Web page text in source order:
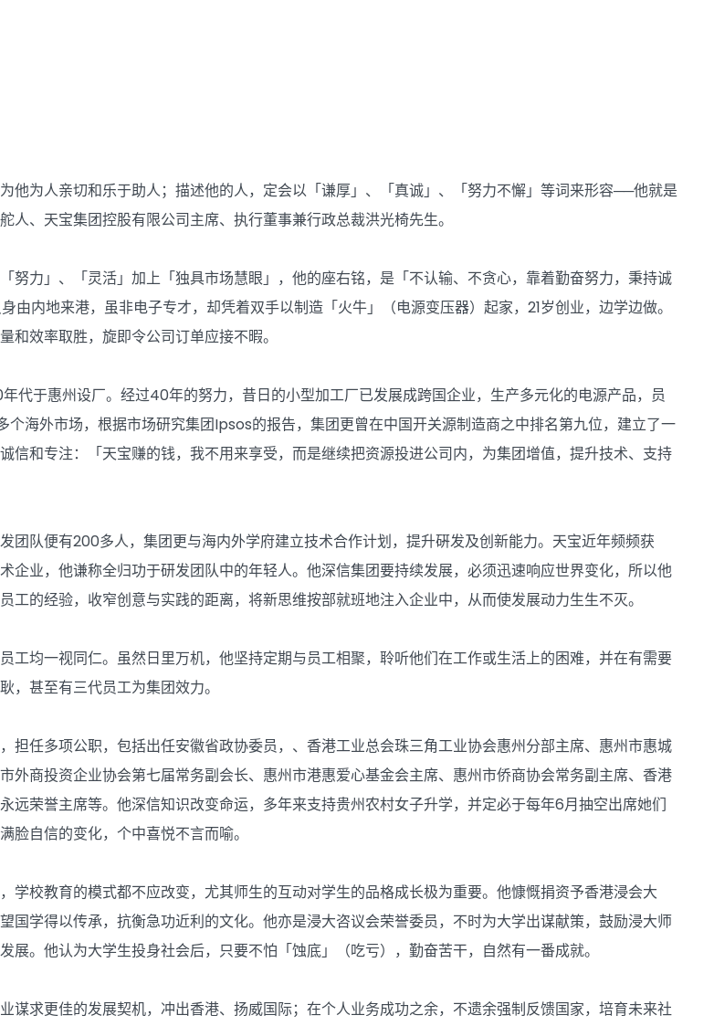
他为人亲切和乐于助人；描述他的人，定会以「谦厚」、「真诚」、「努力不懈」等词来形容──他就是
人、天宝集团控股有限公司主席、执行董事兼行政总裁洪光椅先生。
努力」、「灵活」加上「独具市场慧眼」，他的座右铭，是「不认输、不贪心，靠着勤奋努力，秉持诚
由内地来港，虽非电子专才，却凭着双手以制造「火牛」（电源变压器）起家，21岁创业，边学边做。
和效率取胜，旋即令公司订单应接不暇。
代于惠州设厂。经过40年的努力，昔日的小型加工厂已发展成跨国企业，生产多元化的电源产品，员
海外市场，根据市场研究集团Ipsos的报告，集团更曾在中国开关源制造商之中排名第九位，建立了一
信和专注：「天宝赚的钱，我不用来享受，而是继续把资源投进公司内，为集团增值，提升技术、支持
团队便有200多人，集团更与海内外学府建立技术合作计划，提升硏发及创新能力。天宝近年频频获
企业，他谦称全归功于研发团队中的年轻人。他深信集团要持续发展，必须迅速响应世界变化，所以他
工的经验，收窄创意与实践的距离，将新思维按部就班地注入企业中，从而使发展动力生生不灭。
工均一视同仁。虽然日里万机，他坚持定期与员工相聚，聆听他们在工作或生活上的困难，并在有需要
，甚至有三代员工为集团效力。
担任多项公职，包括出任安徽省政协委员，、香港工业总会珠三角工业协会惠州分部主席、惠州市惠城
外商投资企业协会第七届常务副会长、惠州市港惠爱心基金会主席、惠州市侨商协会常务副主席、香港
远荣誉主席等。他深信知识改变命运，多年来支持贵州农村女子升学，并定必于每年6月抽空出席她们
脸自信的变化，个中喜悦不言而喻。
学校教育的模式都不应改变，尤其师生的互动对学生的品格成长极为重要。他慷慨捐资予香港浸会大
国学得以传承，抗衡急功近利的文化。他亦是浸大咨议会荣誉委员，不时为大学出谋献策，鼓励浸大师
展。他认为大学生投身社会后，只要不怕「蚀底」（吃亏），勤奋苦干，自然有一番成就。
谋求更佳的发展契机，冲出香港、扬威国际；在个人业务成功之余，不遗余强制反馈国家，培育未来社